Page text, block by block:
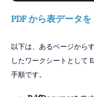
PDF から表データ
以下は、あるページから
したワークシートとして
手順です。